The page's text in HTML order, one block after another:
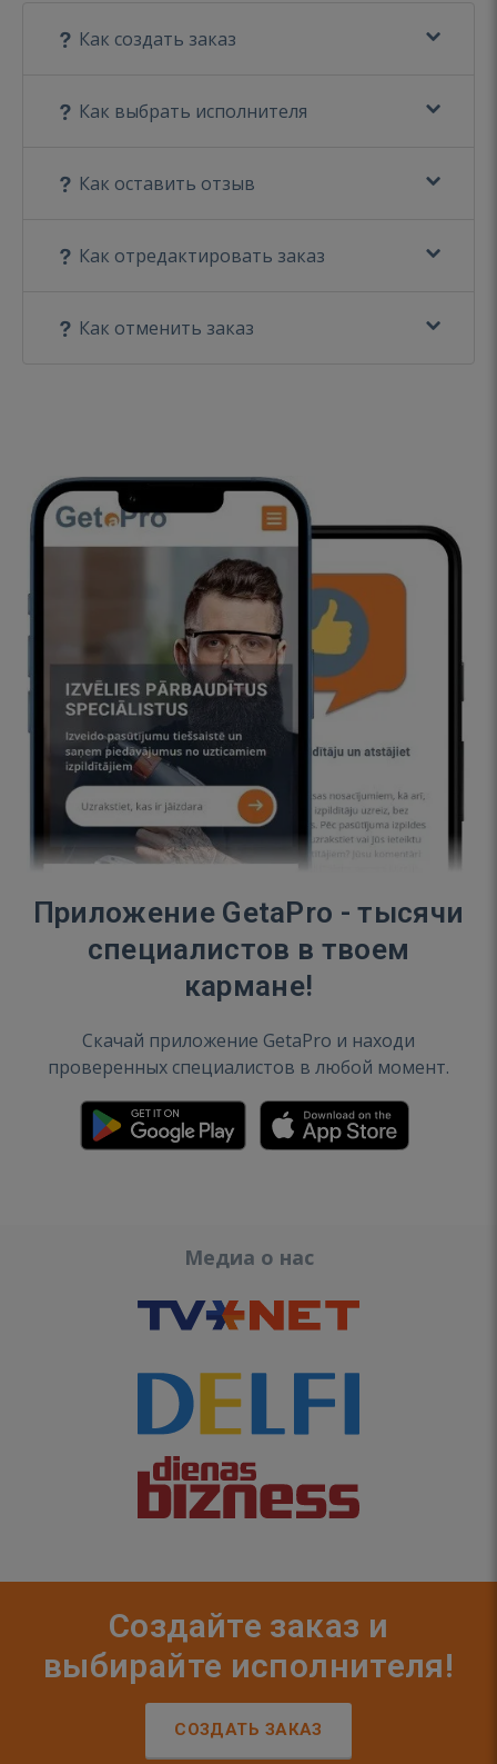
Как создать заказ
Как выбрать исполнителя
Как оставить отзыв
Как отредактировать заказ
Как отменить заказ
Приложение GetaPro - тысячи
специалистов в твоем
кармане!
Скачай приложение GetaPro и находи
проверенных специалистов в любой момент.
Медиа о нас
Создайте заказ и
выбирайте исполнителя!
СОЗДАТЬ ЗАКАЗ